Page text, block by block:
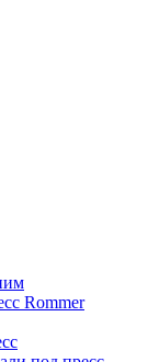
Rommer